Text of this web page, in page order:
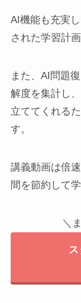
AI機能も充実
された学習計
また、AI問題
解度を集計し
立ててくれる
す。
講義動画は倍
間を節約して
＼